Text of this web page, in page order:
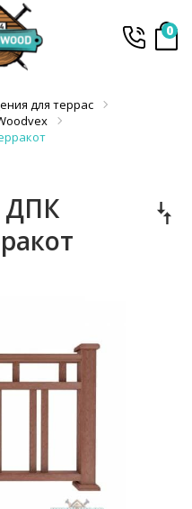
0
для террас
ДПК